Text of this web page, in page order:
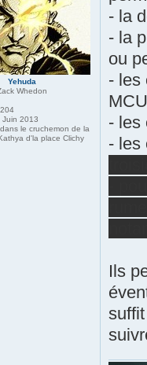
- la
- la
ou
- les
MCU
- les
- les
Ils
Yehuda
Whedon
Juin 2013
le cruchemon de la
d'la place Clichy